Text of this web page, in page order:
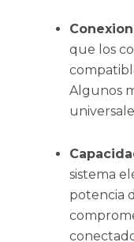
que los
Algunos
sistema
potencia